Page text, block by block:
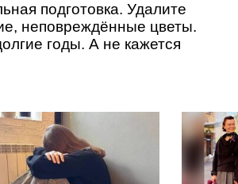
подготовка. Удалите
неповреждённые цветы.
годы. А не кажется